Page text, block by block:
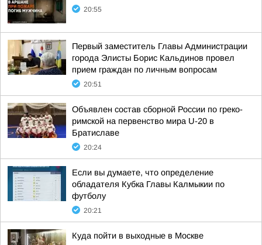
20:55
Первый заместитель Главы Администрации
города Элисты Борис Кальдинов провел
прием граждан по личным вопросам
20:51
Объявлен состав сборной России по греко-
римской на первенство мира U-20 в
Братиславе
20:24
Если вы думаете, что определение
обладателя Кубка Главы Калмыкии по
футболу
20:21
Куда пойти в выходные в Москве